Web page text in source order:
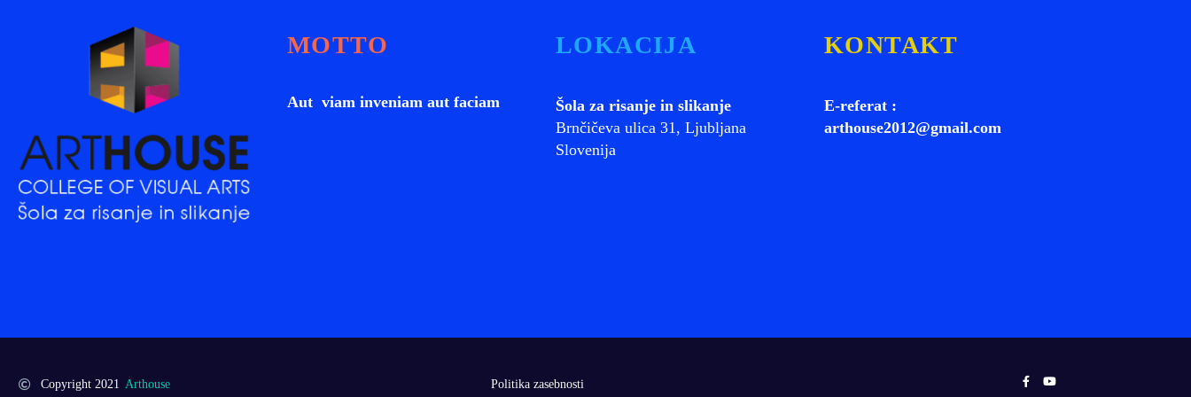
MOTTO
Aut viam inveniam aut faciam
LOKACIJA
Šola za risanje in slikanje
Brnčičeva ulica 31, Ljubljana
Slovenija
KONTAKT
E-referat :
arthouse2012@gmail.com
Copyright 2021 Arthouse Politika zasebnosti